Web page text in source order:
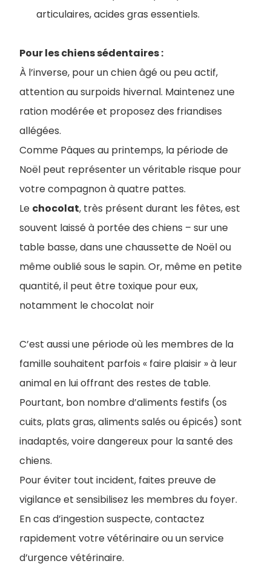
articulaires, acides gras essentiels.
Pour les chiens sédentaires :
À l’inverse, pour un chien âgé ou peu actif,
attention au surpoids hivernal. Maintenez une
ration modérée et proposez des friandises
allégées.
Comme Pâques au printemps, la période de
Noël peut représenter un véritable risque pour
votre compagnon à quatre pattes.
Le chocolat, très présent durant les fêtes, est
souvent laissé à portée des chiens – sur une
table basse, dans une chaussette de Noël ou
même oublié sous le sapin. Or, même en petite
quantité, il peut être toxique pour eux,
notamment le chocolat noir
C’est aussi une période où les membres de la
famille souhaitent parfois « faire plaisir » à leur
animal en lui offrant des restes de table.
Pourtant, bon nombre d’aliments festifs (os
cuits, plats gras, aliments salés ou épicés) sont
inadaptés, voire dangereux pour la santé des
chiens.
Pour éviter tout incident, faites preuve de
vigilance et sensibilisez les membres du foyer.
En cas d’ingestion suspecte, contactez
rapidement votre vétérinaire ou un service
d’urgence vétérinaire.